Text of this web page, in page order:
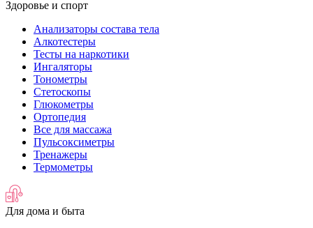
Здоровье и спорт
Анализаторы состава тела
Алкотестеры
Тесты на наркотики
Ингаляторы
Тонометры
Стетоскопы
Глюкометры
Ортопедия
Все для массажа
Пульсоксиметры
Тренажеры
Термометры
Для дома и быта